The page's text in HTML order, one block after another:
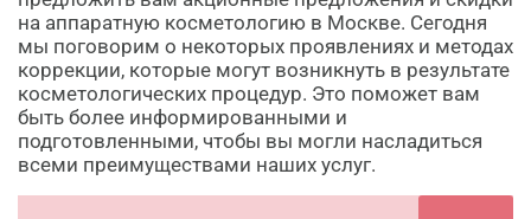
на аппаратную косметологию в Москве. Сегодня
мы поговорим о некоторых проявлениях и методах
коррекции, которые могут возникнуть в результате
косметологических процедур. Это поможет вам
быть более информированными и
подготовленными, чтобы вы могли насладиться
всеми преимуществами наших услуг.